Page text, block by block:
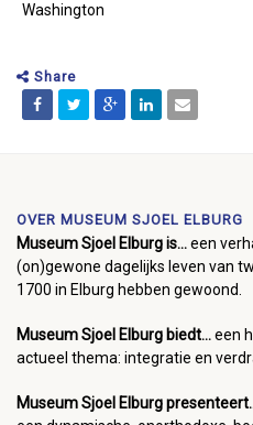
Washington
Share
OVER MUSEUM SJOEL ELBURG
Museum Sjoel Elburg is...een
(on)gewone dagelijks leven van
1700 in Elburg hebben gewoond.
Museum Sjoel Elburg biedt...een
actueel thema: integratie en
Museum Sjoel Elburg